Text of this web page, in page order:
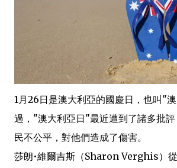
1月26日是澳大利亞的國慶日，也叫"
過，"澳大利亞日"最近遭到了諸多批
民不公平，對他們造成了傷害。
莎朗•維爾吉斯（Sharon Verghis）